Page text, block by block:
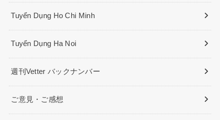
Tuyển Dụng Ho Chi Minh
Tuyển Dụng Ha Noi
週刊Vetter バックナンバー
ご意見・ご感想